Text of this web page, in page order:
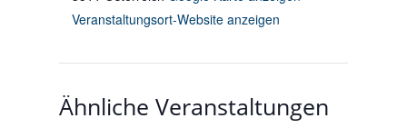
Veranstaltungsort-Website anzeigen
Ähnliche Veranstaltungen